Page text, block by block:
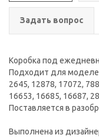
Задать вопрос
Коробка под
Подходит для
2645, 12878, 17072,
16653, 16685, 16687,
Поставляется в
Выполнена из